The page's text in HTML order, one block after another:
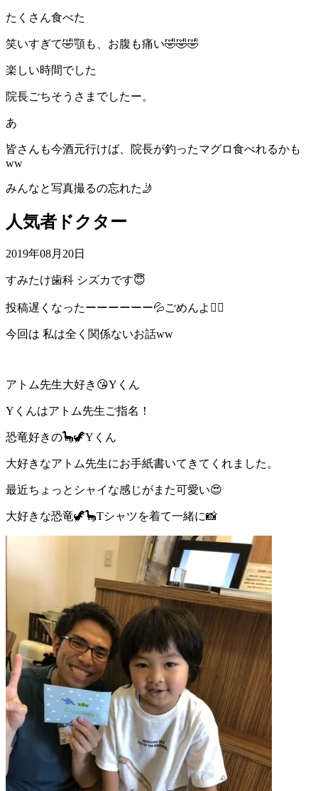
たくさん食べた
笑いすぎて🤣顎も、お腹も痛い🤣🤣🤣
楽しい時間でした
院長ごちそうさまでしたー。
あ
皆さんも今酒元行けば、院長が釣ったマグロ食べれるかも
ww
みんなと写真撮るの忘れた🤳
人気者ドクター
2019年08月20日
すみたけ歯科 シズカです😇
投稿遅くなったーーーーーー💦ごめんよ🙇‍♀️
今回は 私は全く関係ないお話ww
アトム先生大好き😘Yくん
Yくんはアトム先生ご指名！
恐竜好きの🦕🦖Yくん
大好きなアトム先生にお手紙書いてきてくれました。
最近ちょっとシャイな感じがまた可愛い😍
大好きな恐竜🦖🦕Tシャツを着て一緒に📸